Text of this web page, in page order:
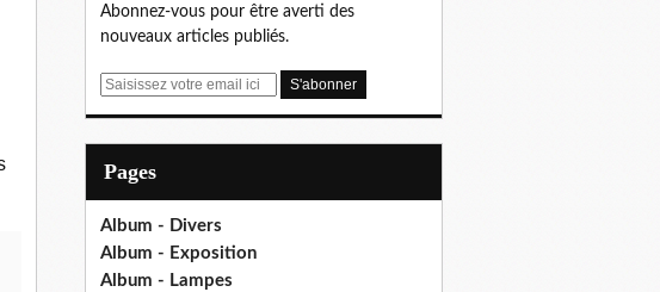
Abonnez-vous pour être averti des
nouveaux articles publiés.
E
Pages
Album - Divers
Album - Exposition
Album - Lampes